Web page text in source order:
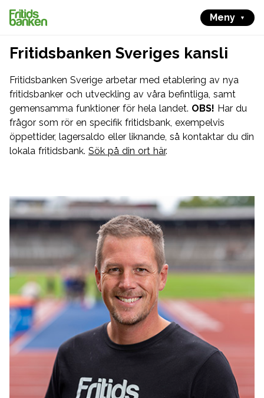
Meny
Fritidsbanken Sveriges kansli
Fritidsbanken Sverige arbetar med etablering av nya
fritidsbanker och utveckling av våra befintliga, samt
gemensamma funktioner för hela landet. OBS! Har du
frågor som rör en specifik fritidsbank, exempelvis
öppettider, lagersaldo eller liknande, så kontaktar du din
lokala fritidsbank. Sök på din ort här.